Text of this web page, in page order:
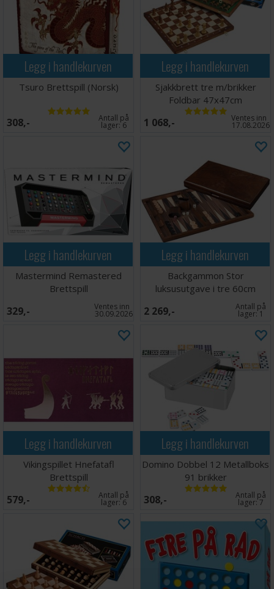
Legg i handlekurven
Tsuro Brettspill (Norsk)
308,- Antall på
lager:6
Legg i handlekurven
Sjakkbrett tre m/brikker
Foldbar 47x47cm
1 068,- Ventes inn
17.08.2026
Legg i handlekurven
Mastermind Remastered
Brettspill
329,- Ventes inn
30.09.2026
Legg i handlekurven
Backgammon Stor
luksusutgave i tre 60cm
2 269,- Antall på
lager:1
Legg i handlekurven
Vikingspillet Hnefatafl
Brettspill
579,- Antall på
lager:6
Legg i handlekurven
Domino Dobbel 12 Metallboks
91 brikker
308,- Antall på
lager:7